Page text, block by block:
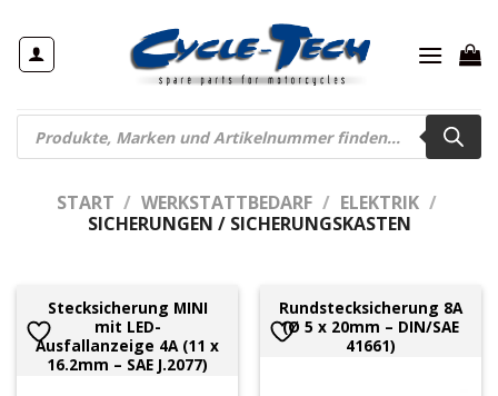
Inhalt
springen
Products
search
START / WERKSTATTBEDARF / ELEKTRIK /
SICHERUNGEN / SICHERUNGSKASTEN
Stecksicherung MINI
mit LED-
Ausfallanzeige 4A (11 x
16.2mm – SAE J.2077)
Rundstecksicherung 8A
(Ø 5 x 20mm – DIN/SAE
41661)